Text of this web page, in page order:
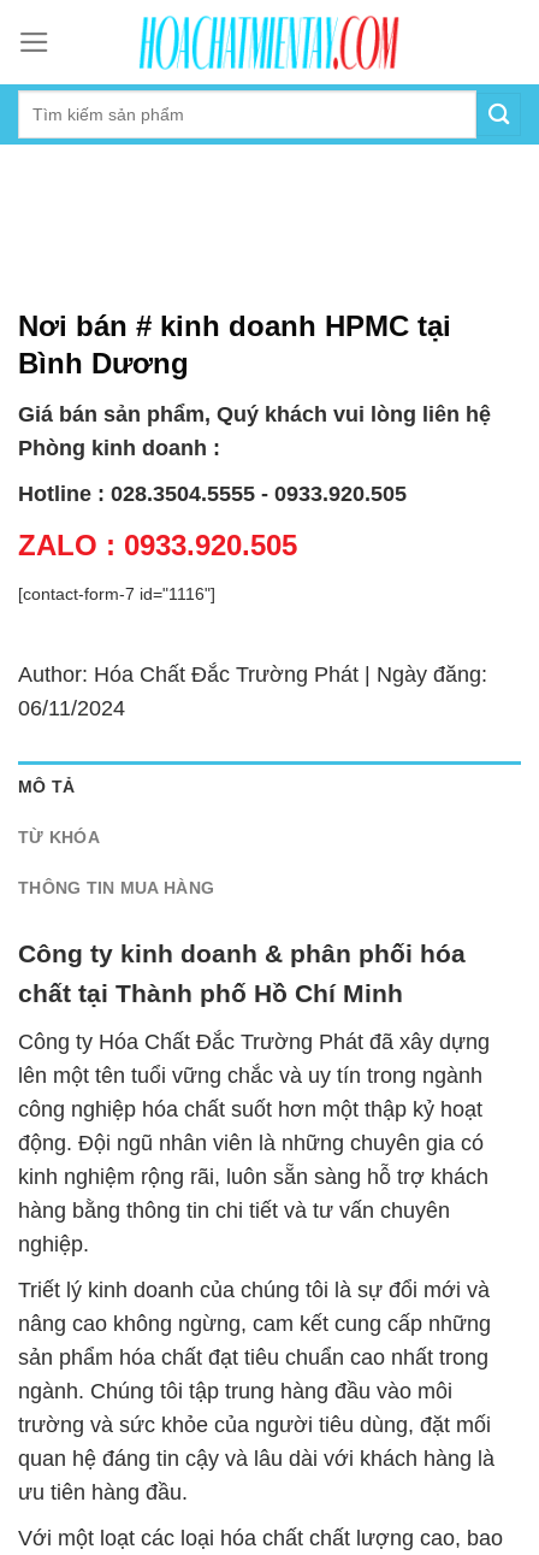
content
Nơi bán # kinh doanh HPMC tại
Bình Dương
Giá bán sản phẩm, Quý khách vui lòng liên hệ
Phòng kinh doanh :
Hotline : 028.3504.5555 - 0933.920.505
ZALO : 0933.920.505
[contact-form-7 id="1116"]
Author: Hóa Chất Đắc Trường Phát | Ngày đăng:
06/11/2024
MÔ TẢ
TỪ KHÓA
THÔNG TIN MUA HÀNG
Công ty kinh doanh & phân phối hóa
chất tại Thành phố Hồ Chí Minh
Công ty Hóa Chất Đắc Trường Phát đã xây dựng
lên một tên tuổi vững chắc và uy tín trong ngành
công nghiệp hóa chất suốt hơn một thập kỷ hoạt
động. Đội ngũ nhân viên là những chuyên gia có
kinh nghiệm rộng rãi, luôn sẵn sàng hỗ trợ khách
hàng bằng thông tin chi tiết và tư vấn chuyên
nghiệp.
Triết lý kinh doanh của chúng tôi là sự đổi mới và
nâng cao không ngừng, cam kết cung cấp những
sản phẩm hóa chất đạt tiêu chuẩn cao nhất trong
ngành. Chúng tôi tập trung hàng đầu vào môi
trường và sức khỏe của người tiêu dùng, đặt mối
quan hệ đáng tin cậy và lâu dài với khách hàng là
ưu tiên hàng đầu.
Với một loạt các loại hóa chất chất lượng cao, bao